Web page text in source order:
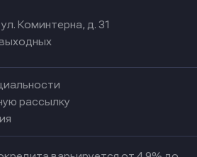
Коминтерна, д. 31
рассылку